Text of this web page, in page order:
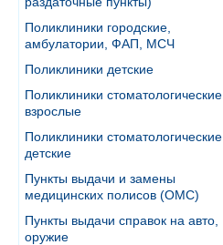
Поликлиники городские,
амбулатории, ФАП, МСЧ
Поликлиники детские
Поликлиники стоматологические
взрослые
Поликлиники стоматологические
детские
Пункты выдачи и замены
медицинских полисов (ОМС)
Пункты выдачи справок на авто,
оружие